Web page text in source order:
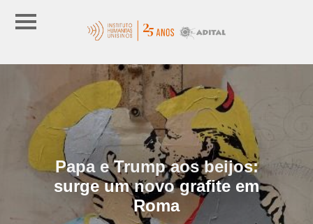
Papa e Trump aos beijos:
surge um novo grafite em
Roma